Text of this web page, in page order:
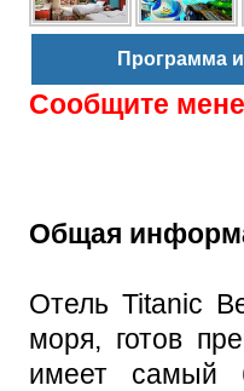
Программа
Сообщите
Общая
Отель Titanic
моря, готов
имеет самый